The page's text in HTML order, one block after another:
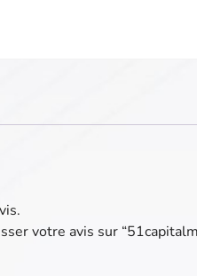
votre avis sur